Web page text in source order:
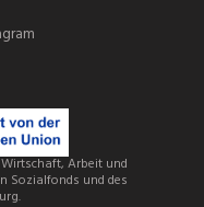
Arbeit und
Sozialfonds und des